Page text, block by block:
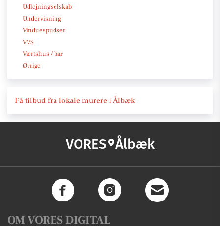
Udlejningselskab
Undervisning
Vinduespudser
VVS
Værtshus / bar
Øvrige
Få tilbud fra lokale murere i Ålbæk
VORES Ålbæk
OM VORES DIGITAL